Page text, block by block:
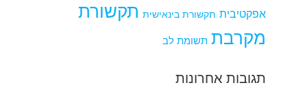
אפקטיבית תקשורת בינאישית תקשורת
מקרבת תשומת לב
תגובות אחרונות